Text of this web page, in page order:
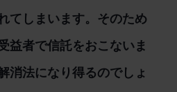
てしまいます。そのため
益者で信託をおこないま
消法になり得るのでしょ